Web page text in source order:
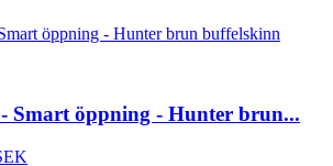
- Smart öppning - Hunter brun...